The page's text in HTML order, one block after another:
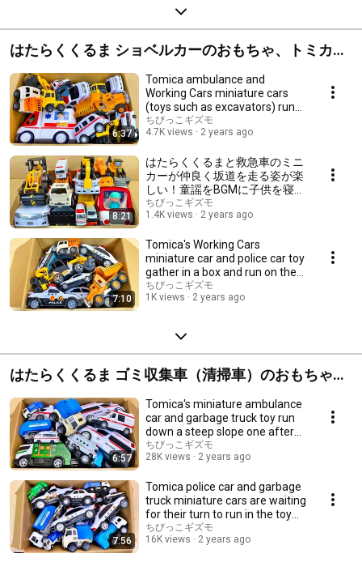
はたらくくるま ショベルカーのおもちゃ、トミカの
動画集！
6:37
Tomica ambulance and
Working Cars miniature cars
(toys such as excavators) run
on the slope!
ちびっこギズモ
4.7K views
2 years ago
8:21
はたらくくるまと救急車のミニ
カーが仲良く坂道を走る姿が楽
しい！童謡をBGMに子供を寝か
せる子守歌音にも使える音の鳴
る車のおもちゃがいっぱい出る
ちびっこギズモ
1.4K views
2 years ago
7:10
Tomica's Working Cars
miniature car and police car toy
gather in a box and run on the
slope!
ちびっこギズモ
1K views
2 years ago
はたらくくるま ゴミ収集車（清掃車）のおもちゃ、
トミカの動画集！
6:57
Tomica's miniature ambulance
car and garbage truck toy run
down a steep slope one after
another!
ちびっこギズモ
28K views
2 years ago
7:56
Tomica police car and garbage
truck miniature cars are waiting
for their turn to run in the toy
box!
ちびっこギズモ
16K views
2 years ago